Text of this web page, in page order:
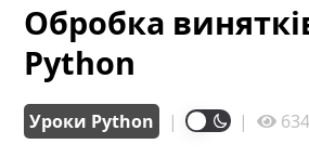
Обробка
Python
Уроки Python | |